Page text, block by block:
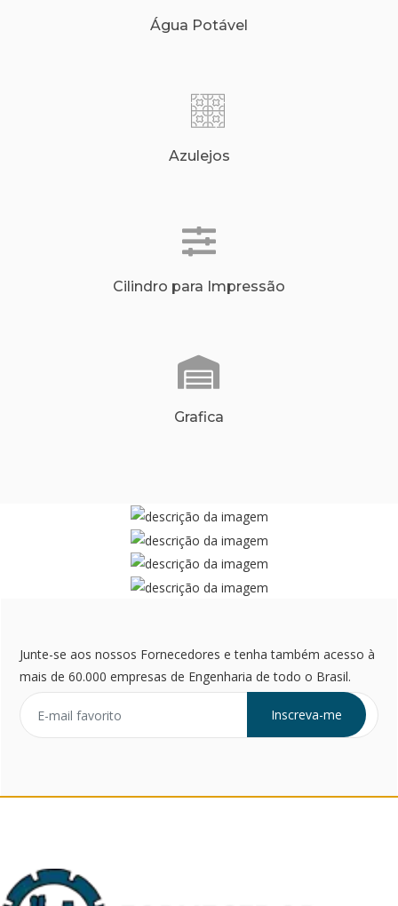
Água Potável
Azulejos
Cilindro para Impressão
Grafica
Junte-se aos nossos Fornecedores e tenha também acesso à
mais de 60.000 empresas de Engenharia de todo o Brasil.
Inscreva-me